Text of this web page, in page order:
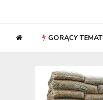
GORĄCY TEMAT